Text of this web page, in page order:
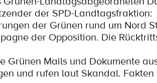
der SPD-Landtagsfraktion:
der Grünen rund um Nord
der Opposition. Die
Grünen Mails und Dokumente
und rufen laut Skandal.